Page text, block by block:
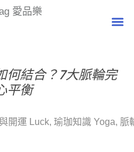
愛品樂
何結合？7大脈輪完
平衡
開運 Luck, 瑜珈知識 Yoga, 脈